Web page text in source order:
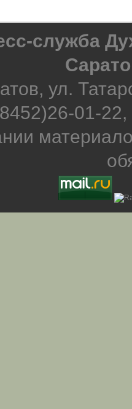
служба
ул.
01-